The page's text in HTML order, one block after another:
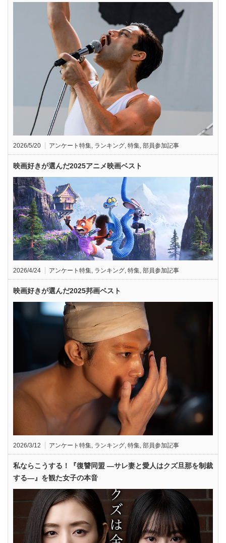
2026/5/20 アンケート特集 ランキング 特集 部員参加記事
映画好きが選んだ2025アニメ映画ベスト
2026/4/24 アンケート特集, ランキング, 特集, 部員参加記事
映画好きが選んだ2025邦画ベスト
2026/3/12 アンケート特集, ランキング, 特集, 部員参加記事
私ならこうする！『復讐同盟 —サレ妻と愛人はクズ旦那を制裁
する—』を観た女子の本音